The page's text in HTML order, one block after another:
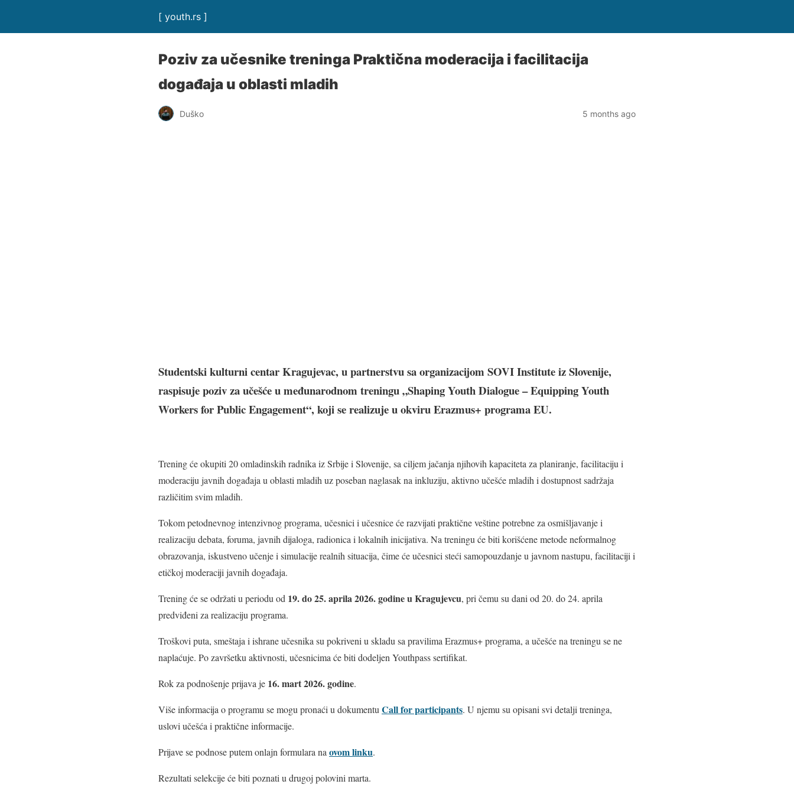
[ youth.rs ]
Poziv za učesnike treninga Praktična moderacija i facilitacija
događaja u oblasti mladih
Duško 5 months ago
Studentski kulturni centar Kragujevac, u partnerstvu sa organizacijom SOVI Institute iz Slovenije,
raspisuje poziv za učešće u međunarodnom treningu „Shaping Youth Dialogue – Equipping Youth
Workers for Public Engagement“, koji se realizuje u okviru Erazmus+ programa EU.
Trening će okupiti 20 omladinskih radnika iz Srbije i Slovenije, sa ciljem jačanja njihovih kapaciteta za planiranje, facilitaciju i
moderaciju javnih događaja u oblasti mladih uz poseban naglasak na inkluziju, aktivno učešće mladih i dostupnost sadržaja
različitim svim mladih.
Tokom petodnevnog intenzivnog programa, učesnici i učesnice će razvijati praktične veštine potrebne za osmišljavanje i
realizaciju debata, foruma, javnih dijaloga, radionica i lokalnih inicijativa. Na treningu će biti korišćene metode neformalnog
obrazovanja, iskustveno učenje i simulacije realnih situacija, čime će učesnici steći samopouzdanje u javnom nastupu, facilitaciji i
etičkoj moderaciji javnih događaja.
Trening će se održati u periodu od 19. do 25. aprila 2026. godine u Kragujevcu, pri čemu su dani od 20. do 24. aprila
predviđeni za realizaciju programa.
Troškovi puta, smeštaja i ishrane učesnika su pokriveni u skladu sa pravilima Erazmus+ programa, a učešće na treningu se ne
naplaćuje. Po završetku aktivnosti, učesnicima će biti dodeljen Youthpass sertifikat.
Rok za podnošenje prijava je 16. mart 2026. godine.
Više informacija o programu se mogu pronaći u dokumentuCall for participants. U njemu su opisani svi detalji treninga,
uslovi učešća i praktične informacije.
Prijave se podnose putem onlajn formulara naovom linku.
Rezultati selekcije će biti poznati u drugoj polovini marta.